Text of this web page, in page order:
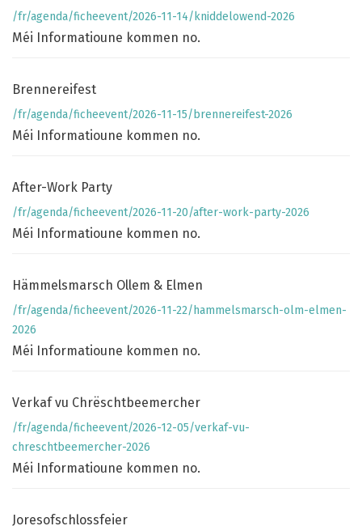
/fr/agenda/ficheevent/2026-11-14/kniddelowend-2026
Méi Informatioune kommen no.
Brennereifest
/fr/agenda/ficheevent/2026-11-15/brennereifest-2026
Méi Informatioune kommen no.
After-Work Party
/fr/agenda/ficheevent/2026-11-20/after-work-party-2026
Méi Informatioune kommen no.
Hämmelsmarsch Ollem & Elmen
/fr/agenda/ficheevent/2026-11-22/hammelsmarsch-olm-elmen-
2026
Méi Informatioune kommen no.
Verkaf vu Chrëschtbeemercher
/fr/agenda/ficheevent/2026-12-05/verkaf-vu-
chreschtbeemercher-2026
Méi Informatioune kommen no.
Joresofschlossfeier